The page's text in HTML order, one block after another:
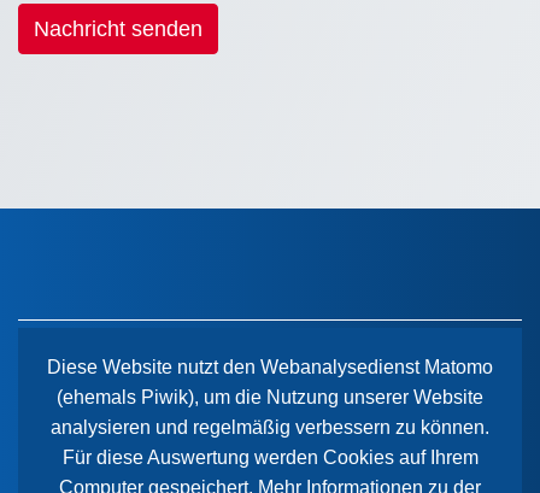
Nachricht senden
Der Paritätische Sachsen-Anhalt
Wiener Straße 2
39112 Magdeburg
Diese Website nutzt den Webanalysedienst Matomo
(ehemals Piwik), um die Nutzung unserer Website
analysieren und regelmäßig verbessern zu können.
Für diese Auswertung werden Cookies auf Ihrem
Computer gespeichert. Mehr Informationen zu der